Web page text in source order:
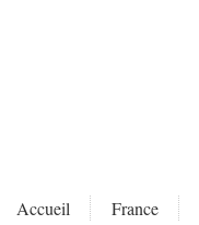
Accueil France